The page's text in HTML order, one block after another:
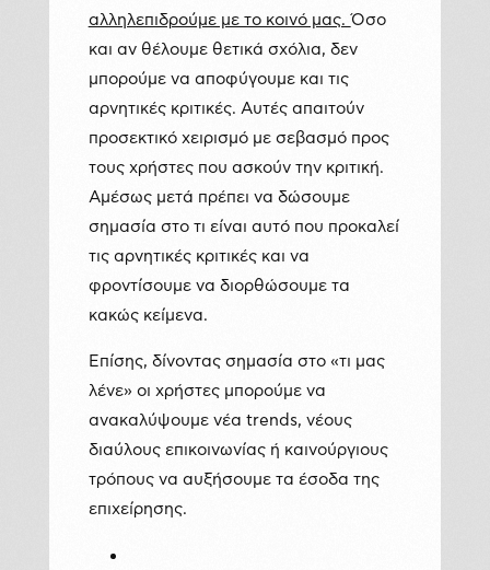
αλληλεπιδρούμε με το κοινό μας.Όσο
και αν θέλουμε θετικά σχόλια, δεν
μπορούμε να αποφύγουμε και τις
αρνητικές κριτικές. Αυτές απαιτούν
προσεκτικό χειρισμό με σεβασμό προς
τους χρήστες που ασκούν την κριτική.
Αμέσως μετά πρέπει να δώσουμε
σημασία στο τι είναι αυτό που προκαλεί
τις αρνητικές κριτικές και να
φροντίσουμε να διορθώσουμε τα
κακώς κείμενα.
Επίσης, δίνοντας σημασία στο «τι μας
λένε» οι χρήστες μπορούμε να
ανακαλύψουμε νέα trends, νέους
διαύλους επικοινωνίας ή καινούργιους
τρόπους να αυξήσουμε τα έσοδα της
επιχείρησης.